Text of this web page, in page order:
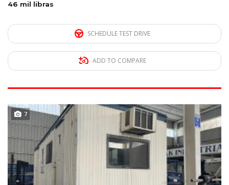
46 mil libras
SCHEDULE TEST DRIVE
ADD TO COMPARE
7 DISPONIBLE